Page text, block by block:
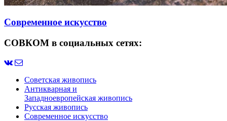
Современное искусство
СОВКОМ в социальных сетях:
Советская живопись
Антикварная и
Западноевропейская живопись
Русская живопись
Современное искусство